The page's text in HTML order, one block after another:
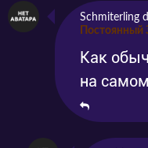
Schmiterling
Постоянный
Как
на